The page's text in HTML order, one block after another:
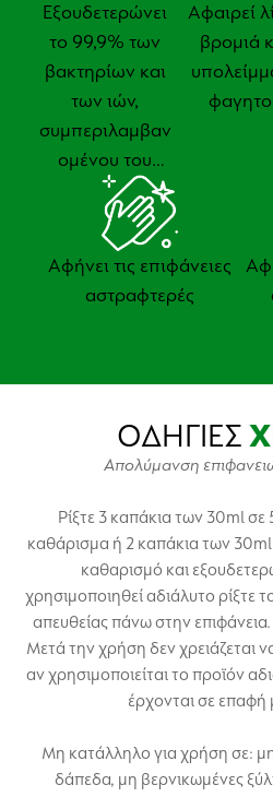
Εξουδετερώνει
το 99,9% των
βακτηρίων και
των ιών,
συμπεριλαμβαν
ομένου του
SARS-CoV-2
Αφαιρεί
βρoμιά
Αφήνει τις επιφάνειες
αστραφτερές
ΟΔΗΓΙΕΣ
Απολύμανση
Ρίξτε 3 καπάκια των 30ml σε
καθάρισμα ή 2 καπάκια των 30ml
καθαρισμό και
χρησιμοποιηθεί αδιάλυτο ρίξτε
απευθείας πάνω στην
Μετά την χρήση δεν χρειάζεται
αν χρησιμοποιείται το προϊόν
έρχονται σε επαφή
Μη κατάλληλο για χρήση σε:
δάπεδα, μη βερνικωμένες